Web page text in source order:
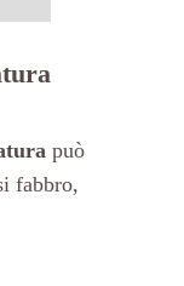
può
fabbro,